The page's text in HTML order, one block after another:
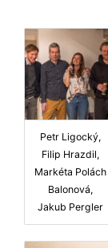
Petr Ligocký,
Filip Hrazdil,
Markéta Polách
Balonová,
Jakub Pergler